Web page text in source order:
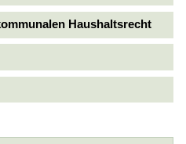
Haushaltsrecht